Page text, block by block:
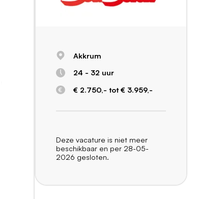
Akkrum
24 - 32 uur
€ 2.750,- tot € 3.959,-
Deze vacature is niet meer
beschikbaar en per 28-05-
2026 gesloten.